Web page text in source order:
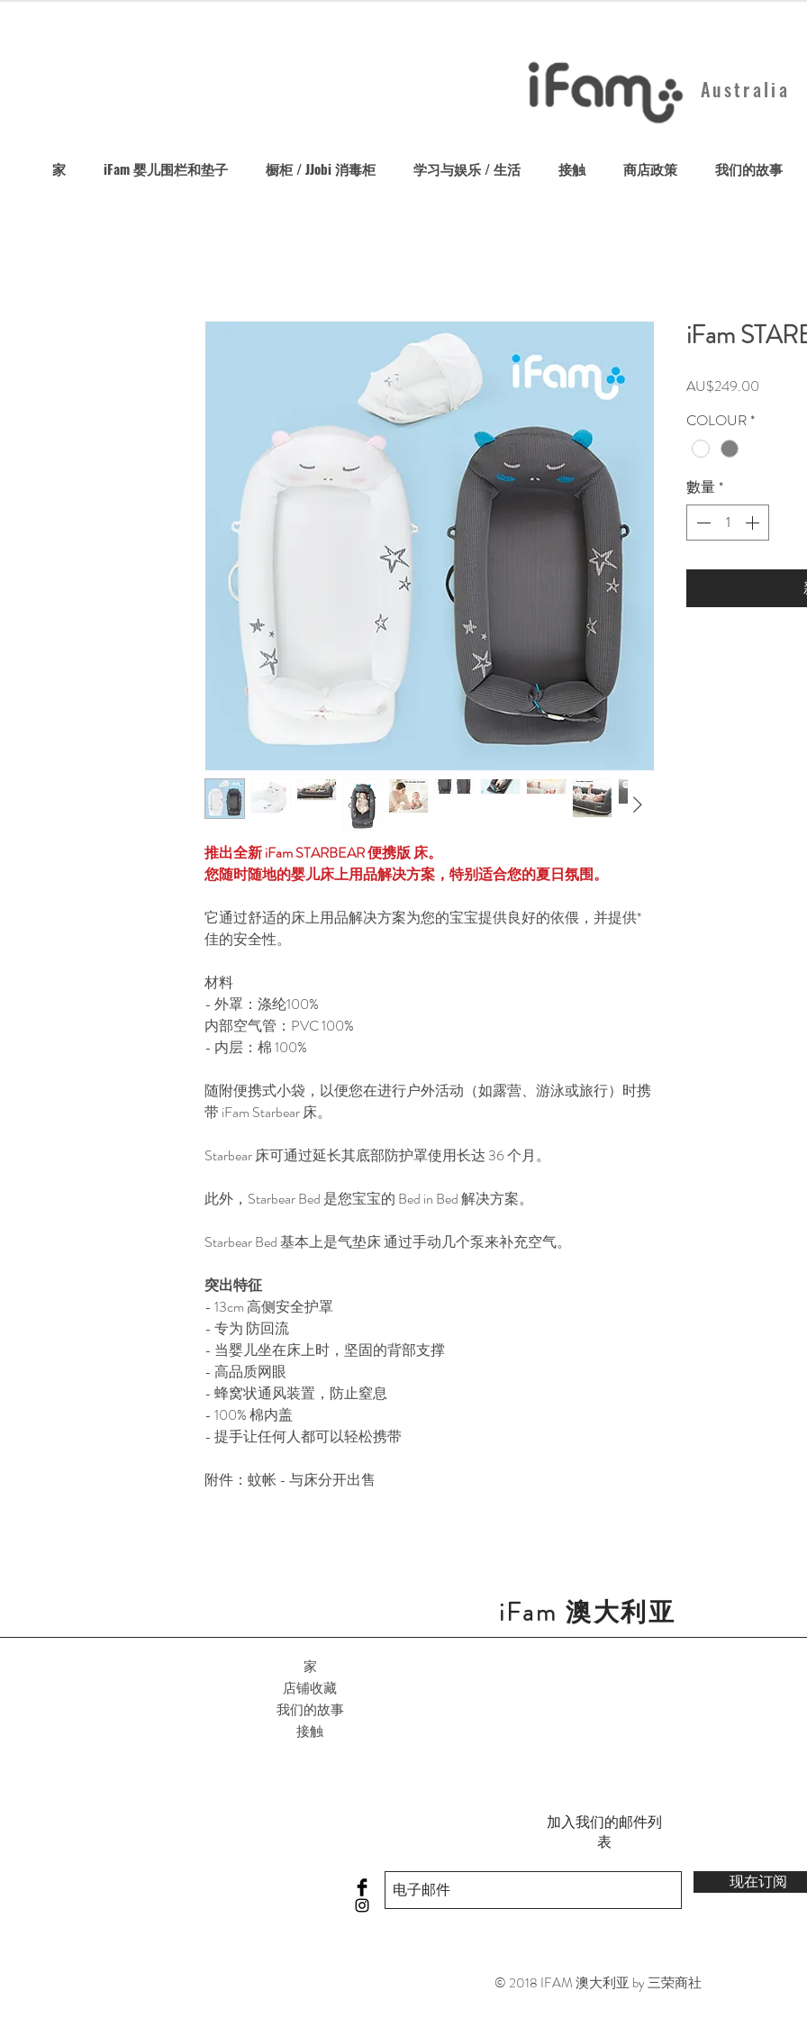
Australia
家 iFam 婴儿围栏和垫子 橱柜 / JJobi 消毒柜 学习与娱乐 / 生活 接触 商店政策 我们的故事
推出全新 iFam STARBEAR 便携版床。
您随时随地的婴儿床上用品解决方案，特别适合您的夏日氛围。
它通过舒适的床上用品解决方案为您的宝宝提供良好的依偎，并提供*
佳的安全性。
材料
- 外罩：涤纶100%
内部空气管：PVC 100%
- 内层：棉 100%
随附便携式小袋，以便您在进行户外活动（如露营、游泳或旅行）时携
带 iFam Starbear 床。
Starbear 床可通过延长其底部防护罩使用长达 36 个月。
此外，Starbear Bed 是您宝宝的 Bed in Bed 解决方案。
Starbear Bed 基本上是气垫床 通过手动几个泵来补充空气。
突出特征
- 13cm 高侧安全护罩
- 专为 防回流
- 当婴儿坐在床上时，坚固的背部支撑
- 高品质网眼
- 蜂窝状通风装置，防止窒息
- 100% 棉内盖
- 提手让任何人都可以轻松携带
附件：蚊帐 - 与床分开出售
iFam
AU$249.00
COLOUR*
數量*
iFam 澳大利亚
家
店铺收藏
我们的故事
接触
加入我们的邮件列
表
现在订阅
© 2018 IFAM 澳大利亚 by 三荣商社